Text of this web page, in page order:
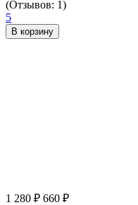
(Отзывов: 1)
5
В корзину
1 280 ₽ 660 ₽